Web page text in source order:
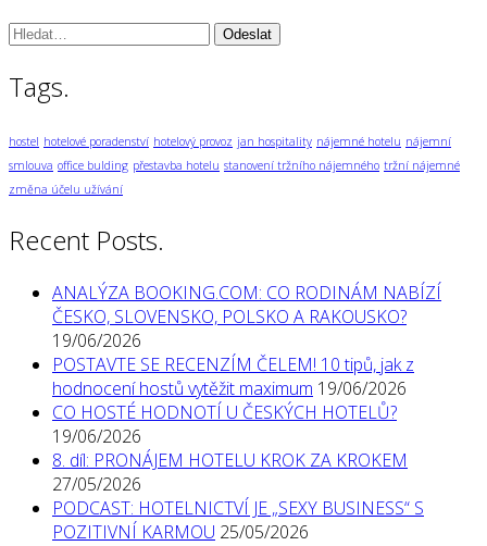
Vyhledávání:
Tags.
hostel hotelové poradenství hotelový provoz jan hospitality nájemné hotelu nájemní
smlouva office bulding přestavba hotelu stanovení tržního nájemného tržní nájemné
změna účelu užívání
Recent Posts.
ANALÝZA BOOKING.COM: CO RODINÁM NABÍZÍ
ČESKO, SLOVENSKO, POLSKO A RAKOUSKO?
19/06/2026
POSTAVTE SE RECENZÍM ČELEM! 10 tipů, jak z
hodnocení hostů vytěžit maximum 19/06/2026
CO HOSTÉ HODNOTÍ U ČESKÝCH HOTELŮ?
19/06/2026
8. díl: PRONÁJEM HOTELU KROK ZA KROKEM
27/05/2026
PODCAST: HOTELNICTVÍ JE „SEXY BUSINESS“ S
POZITIVNÍ KARMOU 25/05/2026